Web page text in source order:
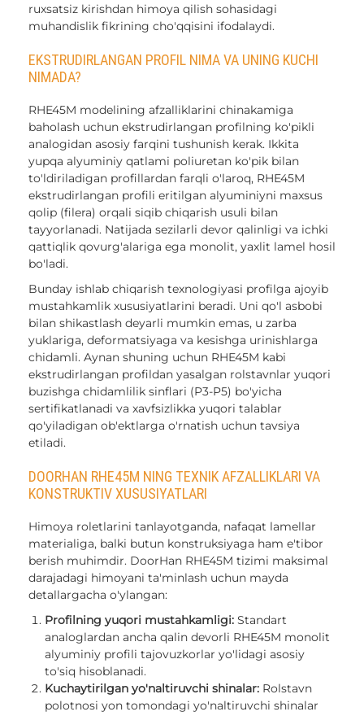
ruxsatsiz kirishdan himoya qilish sohasidagi
muhandislik fikrining cho'qqisini ifodalaydi.
EKSTRUDIRLANGAN PROFIL NIMA VA UNING KUCHI
NIMADA?
RHE45M modelining afzalliklarini chinakamiga
baholash uchun ekstrudirlangan profilning ko'pikli
analogidan asosiy farqini tushunish kerak. Ikkita
yupqa alyuminiy qatlami poliuretan ko'pik bilan
to'ldiriladigan profillardan farqli o'laroq, RHE45M
ekstrudirlangan profili eritilgan alyuminiyni maxsus
qolip (filera) orqali siqib chiqarish usuli bilan
tayyorlanadi. Natijada sezilarli devor qalinligi va ichki
qattiqlik qovurg'alariga ega monolit, yaxlit lamel hosil
bo'ladi.
Bunday ishlab chiqarish texnologiyasi profilga ajoyib
mustahkamlik xususiyatlarini beradi. Uni qo'l asbobi
bilan shikastlash deyarli mumkin emas, u zarba
yuklariga, deformatsiyaga va kesishga urinishlarga
chidamli. Aynan shuning uchun RHE45M kabi
ekstrudirlangan profildan yasalgan rolstavnlar yuqori
buzishga chidamlilik sinflari (P3-P5) bo'yicha
sertifikatlanadi va xavfsizlikka yuqori talablar
qo'yiladigan ob'ektlarga o'rnatish uchun tavsiya
etiladi.
DOORHAN RHE45M NING TEXNIK AFZALLIKLARI VA
KONSTRUKTIV XUSUSIYATLARI
Himoya roletlarini tanlayotganda, nafaqat lamellar
materialiga, balki butun konstruksiyaga ham e'tibor
berish muhimdir. DoorHan RHE45M tizimi maksimal
darajadagi himoyani ta'minlash uchun mayda
detallargacha o'ylangan:
Profilning yuqori mustahkamligi: Standart
analoglardan ancha qalin devorli RHE45M monolit
alyuminiy profili tajovuzkorlar yo'lidagi asosiy
to'siq hisoblanadi.
Kuchaytirilgan yo'naltiruvchi shinalar: Rolstavn
polotnosi yon tomondagi yo'naltiruvchi shinalar